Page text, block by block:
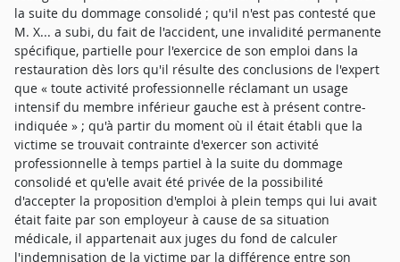
la suite du dommage consolidé ; qu'il n'est pas contesté que
M. X... a subi, du fait de l'accident, une invalidité permanente
spécifique, partielle pour l'exercice de son emploi dans la
restauration dès lors qu'il résulte des conclusions de l'expert
que « toute activité professionnelle réclamant un usage
intensif du membre inférieur gauche est à présent contre-
indiquée » ; qu'à partir du moment où il était établi que la
victime se trouvait contrainte d'exercer son activité
professionnelle à temps partiel à la suite du dommage
consolidé et qu'elle avait été privée de la possibilité
d'accepter la proposition d'emploi à plein temps qui lui avait
était faite par son employeur à cause de sa situation
médicale, il appartenait aux juges du fond de calculer
l'indemnisation de la victime par la différence entre son